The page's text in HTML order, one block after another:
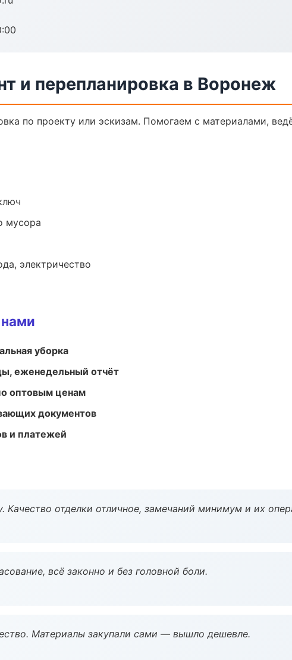
и перепланировка в Воронеж
по проекту или эскизам. Помогаем с материалами,
мусора
электричество
уборка
еженедельный отчёт
оптовым ценам
документов
и платежей
Качество отделки отличное, замечаний минимум и их
всё законно и без головной боли.
Материалы закупали сами — вышло дешевле.